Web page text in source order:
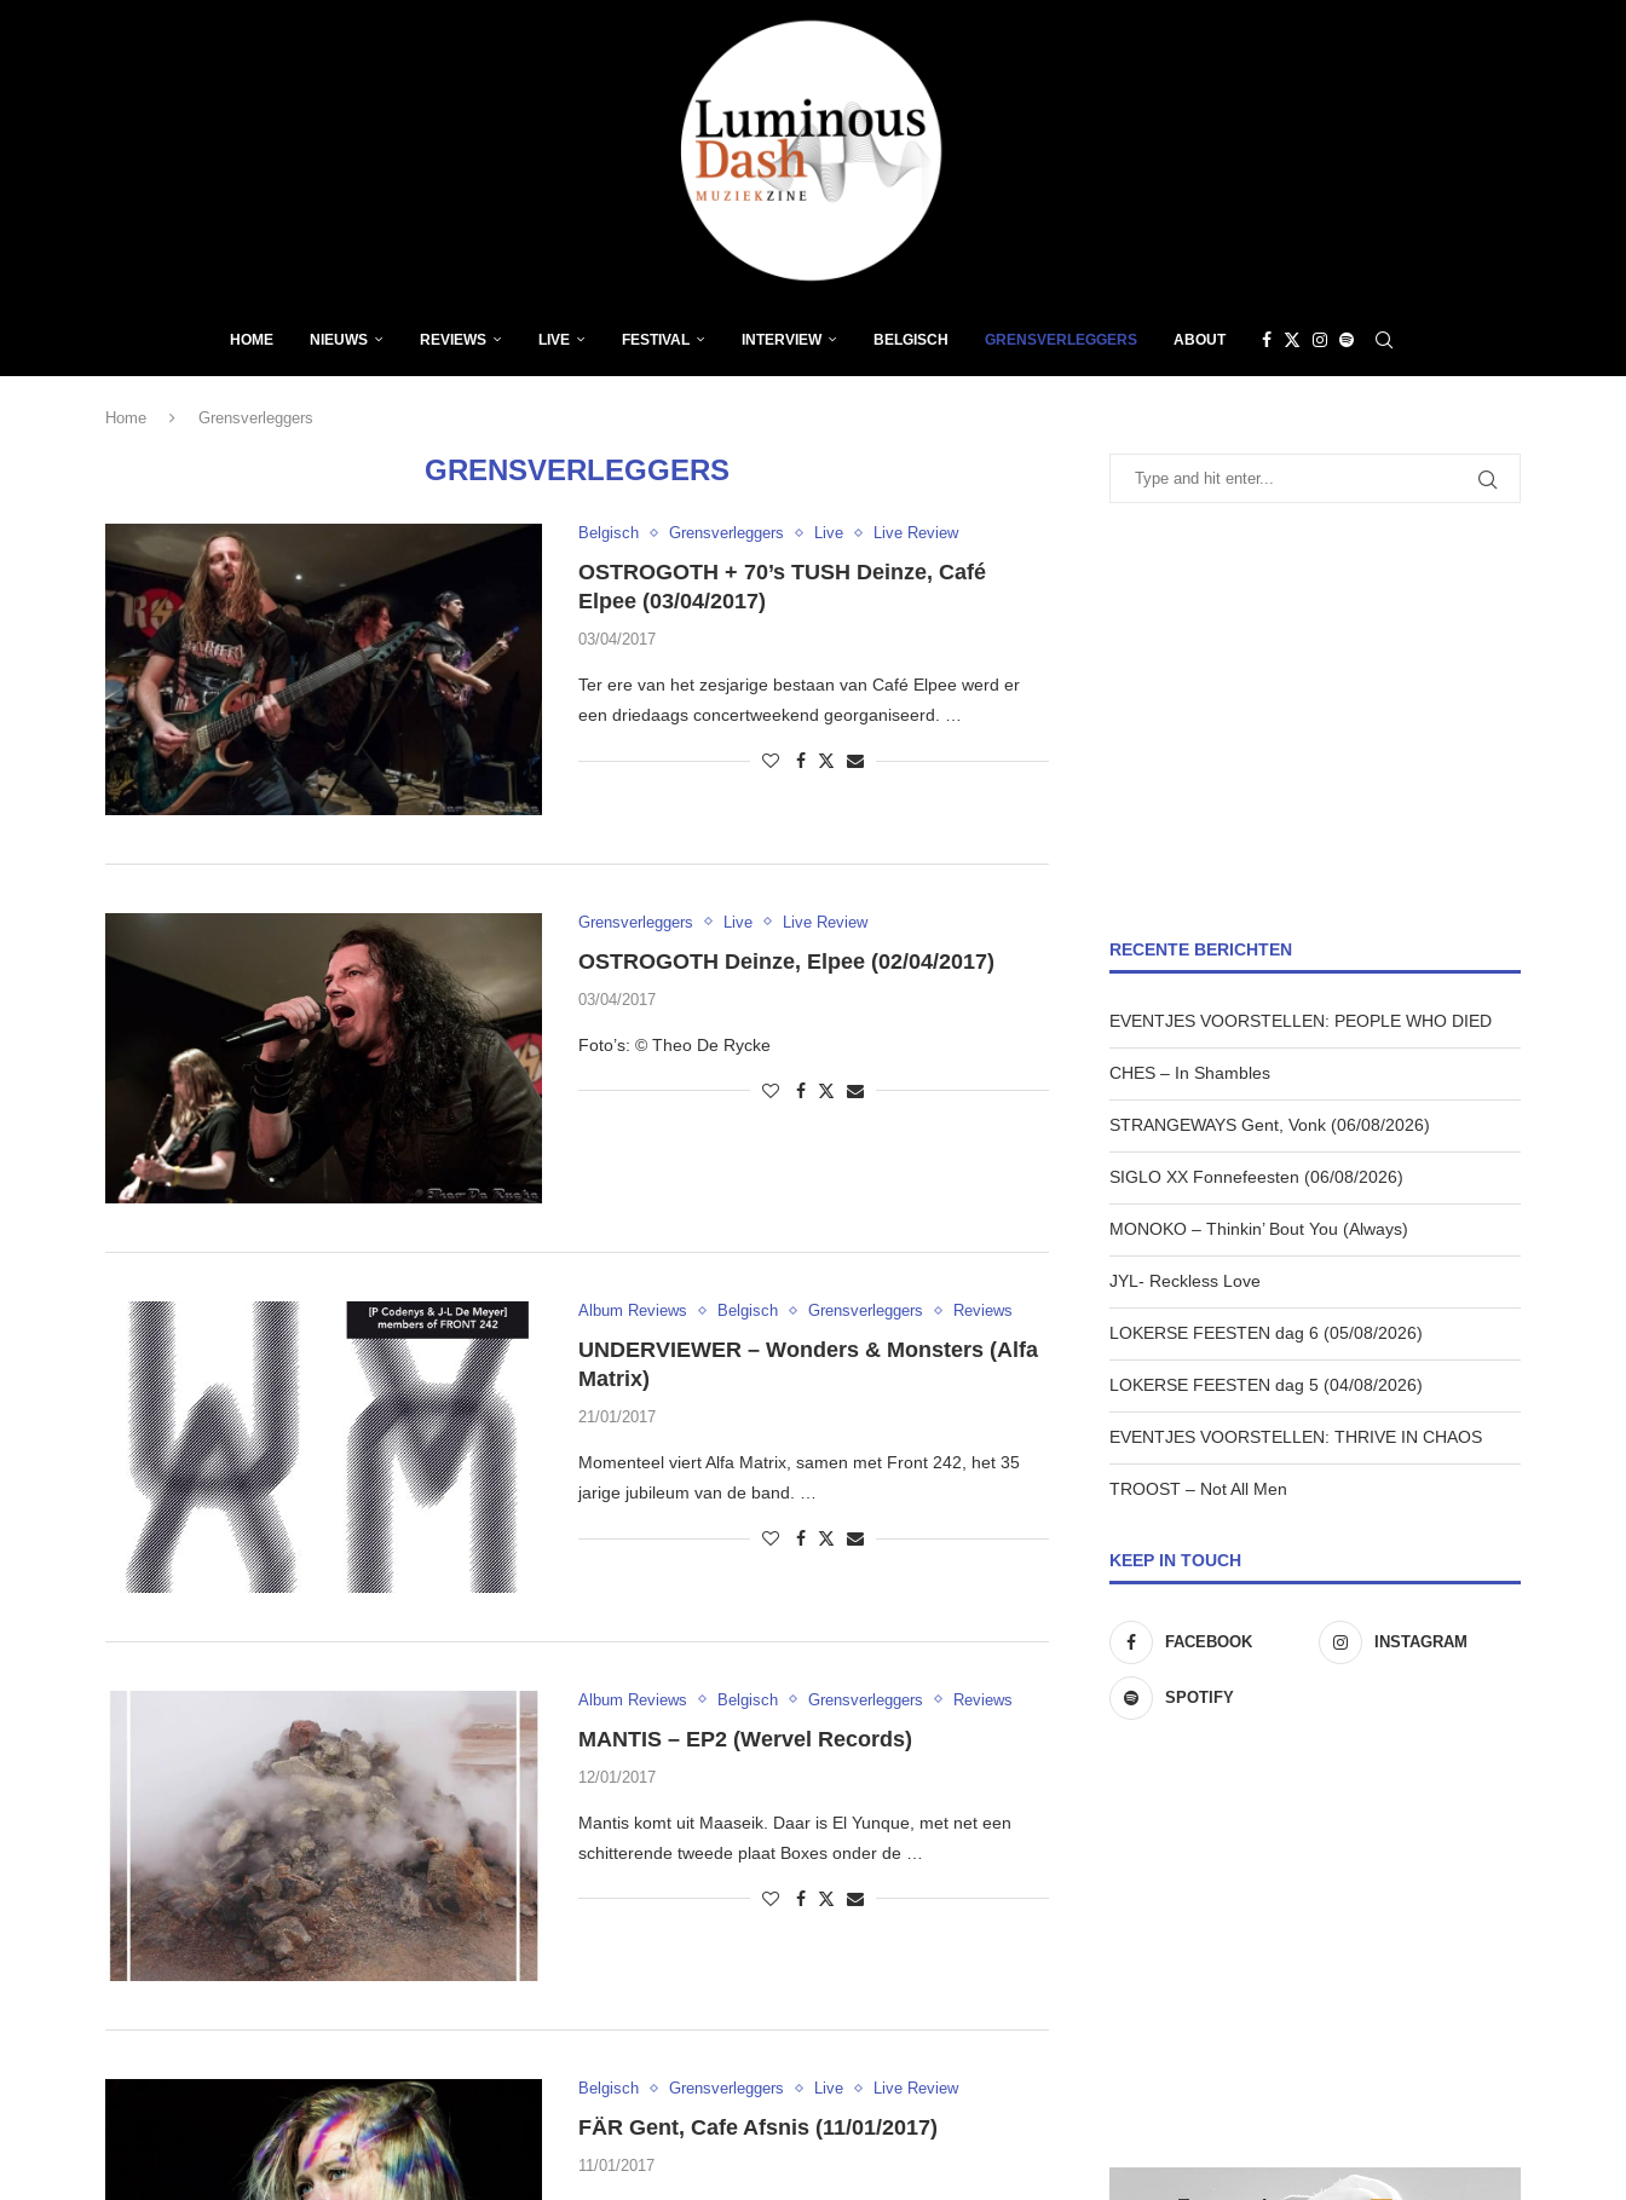
HOME NIEUWS REVIEWS LIVE FESTIVAL INTERVIEW BELGISCH GRENSVERLEGGERS ABOUT
Home Grensverleggers
GRENSVERLEGGERS
Belgisch Grensverleggers Live Live Review
OSTROGOTH + 70’s TUSH Deinze, Café
Elpee (03/04/2017)
03/04/2017
Ter ere van het zesjarige bestaan van Café Elpee werd er
een driedaags concertweekend georganiseerd. …
Grensverleggers Live Live Review
OSTROGOTH Deinze, Elpee (02/04/2017)
03/04/2017
Foto’s: © Theo De Rycke
Album Reviews Belgisch Grensverleggers Reviews
UNDERVIEWER – Wonders & Monsters (Alfa
Matrix)
21/01/2017
Momenteel viert Alfa Matrix, samen met Front 242, het 35
jarige jubileum van de band. …
Album Reviews Belgisch Grensverleggers Reviews
MANTIS – EP2 (Wervel Records)
12/01/2017
Mantis komt uit Maaseik. Daar is El Yunque, met net een
schitterende tweede plaat Boxes onder de …
Belgisch Grensverleggers Live Live Review
FÄR Gent, Cafe Afsnis (11/01/2017)
11/01/2017
RECENTE BERICHTEN
EVENTJES VOORSTELLEN: PEOPLE WHO DIED
CHES – In Shambles
STRANGEWAYS Gent, Vonk (06/08/2026)
SIGLO XX Fonnefeesten (06/08/2026)
MONOKO – Thinkin’ Bout You (Always)
JYL- Reckless Love
LOKERSE FEESTEN dag 6 (05/08/2026)
LOKERSE FEESTEN dag 5 (04/08/2026)
EVENTJES VOORSTELLEN: THRIVE IN CHAOS
TROOST – Not All Men
KEEP IN TOUCH
FACEBOOK INSTAGRAM
SPOTIFY